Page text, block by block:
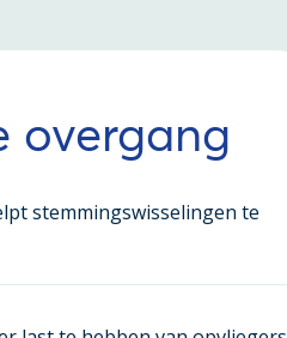
overgang
stemmingswisselingen te